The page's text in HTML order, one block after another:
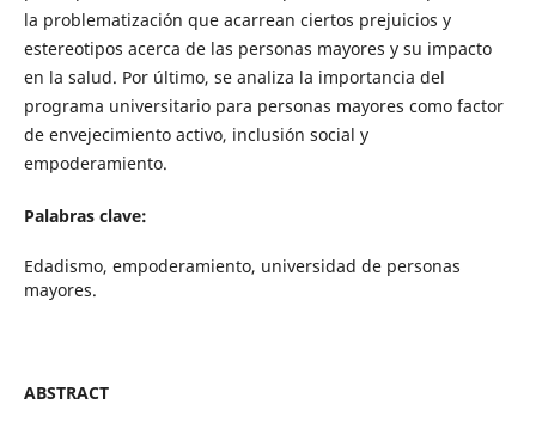
la problematización que acarrean ciertos prejuicios y
estereotipos acerca de las personas mayores y su impacto
en la salud. Por último, se analiza la importancia del
programa universitario para personas mayores como factor
de envejecimiento activo, inclusión social y
empoderamiento.
Palabras clave:
Edadismo, empoderamiento, universidad de personas
mayores.
ABSTRACT